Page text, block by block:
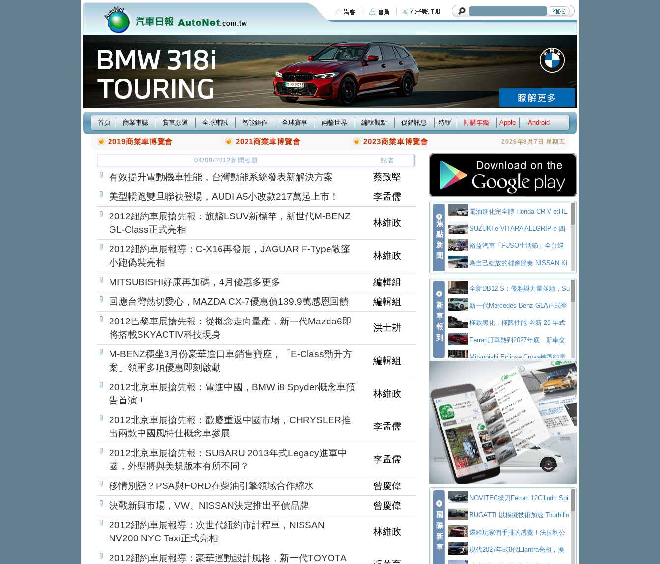
首頁 商業車誌 賞車頻道 全球車訊 智能鉅作 全球賽事 兩輪世界 編輯觀點 促銷訊息 特輯 訂購年鑑 Apple Android
2019商業車博覽會 2021商業車博覽會 2023商業車博覽會 2026年8月7日 星期五
04/09/2012新聞標題 記者
有效提升電動機車性能，台灣動能系統發表新解決方案
蔡致堅
美型轎跑雙旦聯袂登場，AUDI A5小改款217萬起上市！
李孟儒
2012紐約車展搶先報：旗艦LSUV新標竿，新世代M-BENZ
GL-Class正式亮相
林維政
2012紐約車展報導：C-X16再發展，JAGUAR F-Type敞篷
小跑偽裝亮相
林維政
MITSUBISHI好康再加碼，4月優惠多更多
編輯組
回應台灣熱切愛心，MAZDA CX-7優惠價139.9萬感恩回饋
編輯組
2012巴黎車展搶先報：從概念走向量產，新一代Mazda6即
將搭載SKYACTIV科技現身
洪士耕
M-BENZ穩坐3月份豪華進口車銷售寶座，「E-Class勁升方
案」領軍多項優惠即刻啟動
編輯組
2012北京車展搶先報：電進中國，BMW i8 Spyder概念車預
告首演！
林維政
2012北京車展搶先報：歡慶重返中國市場，CHRYSLER推
出兩款中國風特仕概念車參展
李孟儒
2012北京車展搶先報：SUBARU 2013年式Legacy進軍中
國，外型將與美規版本有所不同？
李孟儒
移情別戀？PSA與FORD在柴油引擎領域合作縮水
曾慶偉
決戰新興市場，VW、NISSAN決定推出平價品牌
曾慶偉
2012紐約車展報導：次世代紐約市計程車，NISSAN
NV200 NYC Taxi正式亮相
林維政
2012紐約車展報導：豪華運動設計風格，新一代TOYOTA
焦
點
新
聞
電油進化完全體 Honda CR-V e:HE
V PrestigeSUZUKI e VITARA ALLGRIP-e 四
驅精神的純電新詮釋
裕益汽車「FUSO生活節」全台巡
迴 結合生活體驗、交通安全與購車優惠
為自己綻放的都會節奏 NISSAN KI
CKS SAKURA為品味獨具層峰買家打造的頂級座
駕，MAZDA CX-90 33T AWD Premium Ca
ptain Seat
EV
技的座駕! Ford Territory中型油電休旅
SO Super Great今日在台登場，結合先進安
ntis四品牌經銷權，全新多品牌旗艦展示中
心開幕啟用
屏東特搜大隊再添新利器 SITRAK
救助器材車買氣不衰、SUZUKI經銷商勇於開啟
全新大店，新北都鈴木占地500坪土城旗艦
展示中心開幕
2025第七屆ISUZU運轉職人挑戰賽
熱血登場 展現極致車技與專業職人精神
H2GP世界總決賽圓滿落幕 台灣團
隊表現精彩淨零減碳指標性應用 純電動水泥預
拌車 消防車除了滅火裝備還需要什麼？
一探SITRAK “準” 消防車的究竟
大益金龍初試啼聲，汽柴油5噸貨車
不是對手正宗年鑑2025年全球自動車年鑑1月
下旬問世！2024第六屆ISUZU運轉職人挑戰賽
首度前進南台灣熱烈開戰
豪華電能休旅新星 Audi Q4 Sportba
ck 55 e-tron S lineScania Taiwan 逆風而行，加深力
道投資布局
新
車
報
到
全新DB12 S：優雅與力量並馳，Su
per Tourer的顛峰之作
新一代Mercedes-Benz GLA正式登
場 續航最高657公里、支援320kW快充
極致黑化，極限性能 全新 26 年式
DEFENDER OCTA BLACK 限量登台
Ferrari訂單熱到2027年底 新車交
付至少得等一年以上
Mitsubishi Eclipse Cross轉型純電
休旅 87kWh電池續航超過600公里
全新BMW 318i Touring豪華旅行車
全台限量200台 進化現型
不等零關稅的紅利，Jeep品牌今日
起展開首批車交車
Volvo EX60 即將叩關，靜肅性、底
盤與數位介面搶先揭露
Audi Q9 將於 2026 年底上市 旗艦
大型 SUV 鎖定七人座豪華市場
BMW攜手漫威電影【蜘蛛人：重生
日】 Skoda 發表全新 Peaq 內裝：七人
座純電旗艦 SUV，行李廂最大可達 935 公
升
全新純電 Mercedes-Benz C 400 4
MATIC Electric 登場
奢華與科技大躍進，MAZDA全新3
代CX-5全方位進化提前亮相並展開預售94.9
萬起
馬自達公布 2027 年式 MX-5 更
新，新增 Yakudo 特別版
Skoda Peaq 發表全新電動動力系
統 最長續航逾 640 公里、支援雙向供電
BMW M2 首度導入 xDrive 四驅，
國
際
新
車
NOVITEC操刀Ferrari 12Cilindri Spi
der 碳纖維空力、鍛造輪圈與Inconel排氣
上身
BUGATTI 以模擬技術加速 Tourbillo
n 動態開發還給玩家們手排的感覺！法拉利公
布12Cilidri Manaule手排超跑產品細節
現代2027年式8代Elantra亮相，換